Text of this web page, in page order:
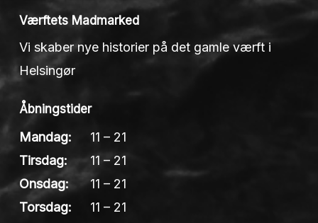
Værftets Madmarked
Vi skaber nye historier på det gamle værft i
Helsingør
Åbningstider
Mandag:
11 – 21
Tirsdag:
11 – 21
Onsdag:
11 – 21
Torsdag:
11 – 21